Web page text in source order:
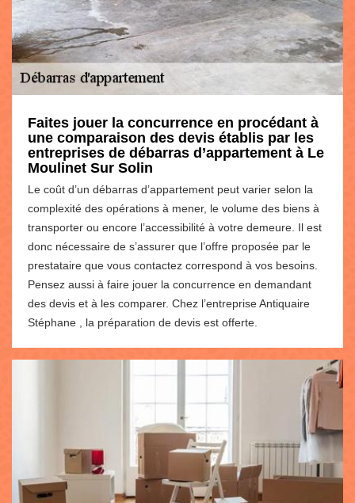
Faites jouer la concurrence en procédant à
une comparaison des devis établis par les
entreprises de débarras d’appartement à Le
Moulinet Sur Solin
Le coût d’un débarras d’appartement peut varier selon la
complexité des opérations à mener, le volume des biens à
transporter ou encore l’accessibilité à votre demeure. Il est
donc nécessaire de s’assurer que l’offre proposée par le
prestataire que vous contactez correspond à vos besoins.
Pensez aussi à faire jouer la concurrence en demandant
des devis et à les comparer. Chez l’entreprise Antiquaire
Stéphane , la préparation de devis est offerte.